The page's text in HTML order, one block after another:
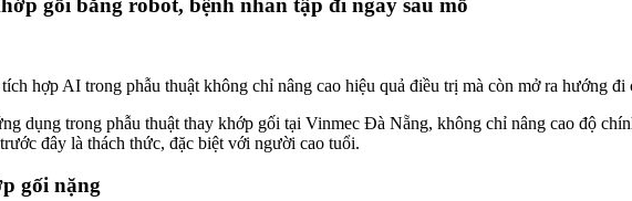
gối bằng robot, bệnh nhân tập đi ngay sau mổ
hợp AI trong phẫu thuật không chỉ nâng cao hiệu quả điều trị mà còn mở ra hướng đi
dụng trong phẫu thuật thay khớp gối tại Vinmec Đà Nẵng, không chỉ nâng cao độ
đây là thách thức, đặc biệt với người cao tuổi.
gối nặng